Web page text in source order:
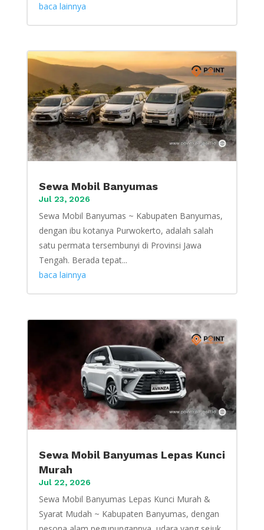
baca lainnya
Sewa Mobil Banyumas
Jul 23, 2026
Sewa Mobil Banyumas ~ Kabupaten Banyumas,
dengan ibu kotanya Purwokerto, adalah salah
satu permata tersembunyi di Provinsi Jawa
Tengah. Berada tepat...
baca lainnya
Sewa Mobil Banyumas Lepas Kunci
Murah
Jul 22, 2026
Sewa Mobil Banyumas Lepas Kunci Murah &
Syarat Mudah ~ Kabupaten Banyumas, dengan